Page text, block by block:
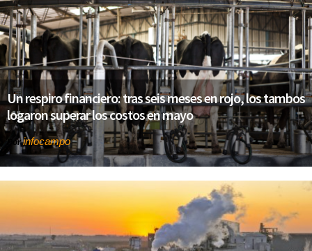
Un respiro financiero: tras seis meses en rojo, los tambos
logaron superar los costos en mayo
Porinfocampo